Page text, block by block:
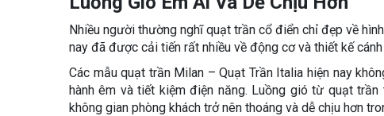
Nhiều người thường nghĩ quạt trần cổ điển chỉ đẹp về
nay đã được cải tiến rất nhiều về động cơ và thiết kế
Các mẫu quạt trần Milan – Quạt Trần Italia hiện nay
hành êm và tiết kiệm điện năng. Luồng gió từ quạt
không gian phòng khách trở nên thoáng và dễ chịu hơn